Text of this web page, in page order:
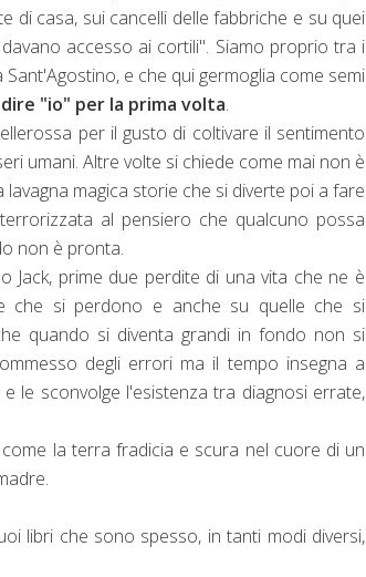
di casa, sui cancelli delle fabbriche e su quei
accesso ai cortili". Siamo proprio tra i
e che qui germoglia come semi
"io" per la prima volta.
per il gusto di coltivare il sentimento
umani. Altre volte si chiede come mai non è
magica storie che si diverte poi a fare
al pensiero che qualcuno possa
non è pronta.
prime due perdite di una vita che ne è
che si perdono e anche su quelle che si
quando si diventa grandi in fondo non si
degli errori ma il tempo insegna a
le sconvolge l'esistenza tra diagnosi errate,
la terra fradicia e scura nel cuore di un
libri che sono spesso, in tanti modi diversi,